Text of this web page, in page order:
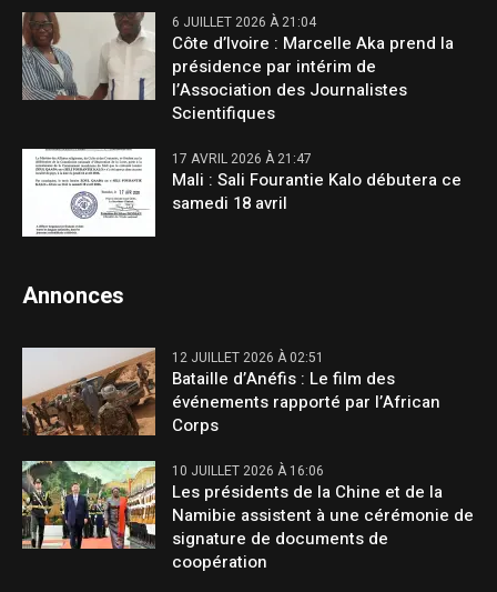
6 JUILLET 2026 À 21:04
Côte d’Ivoire : Marcelle Aka prend la
présidence par intérim de
l’Association des Journalistes
Scientifiques
17 AVRIL 2026 À 21:47
Mali : Sali Fourantie Kalo débutera ce
samedi 18 avril
Annonces
12 JUILLET 2026 À 02:51
Bataille d’Anéfis : Le film des
événements rapporté par l’African
Corps
10 JUILLET 2026 À 16:06
Les présidents de la Chine et de la
Namibie assistent à une cérémonie de
signature de documents de
coopération